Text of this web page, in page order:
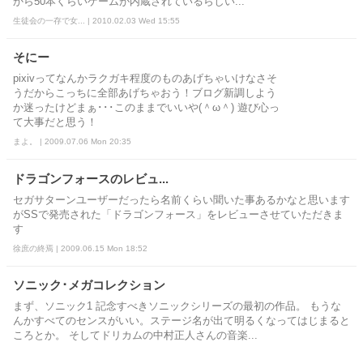
生徒会の一存で女... | 2010.02.03 Wed 15:55
そにー
pixivってなんかラクガキ程度のものあげちゃいけなさそ
うだからこっちに全部あげちゃおう！ブログ新調しよう
か迷ったけどまぁ･･･このままでいいや(＾ω＾) 遊び心っ
て大事だと思う！
まよ。 | 2009.07.06 Mon 20:35
ドラゴンフォースのレビュ...
セガサターンユーザーだったら名前くらい聞いた事あるかなと思います
がSSで発売された「ドラゴンフォース」をレビューさせていただきま
す
徐庶の終焉 | 2009.06.15 Mon 18:52
ソニック･メガコレクション
まず、ソニック1 記念すべきソニックシリーズの最初の作品。 もうな
んかすべてのセンスがいい。ステージ名が出て明るくなってはじまると
ころとか。 そしてドリカムの中村正人さんの音楽...